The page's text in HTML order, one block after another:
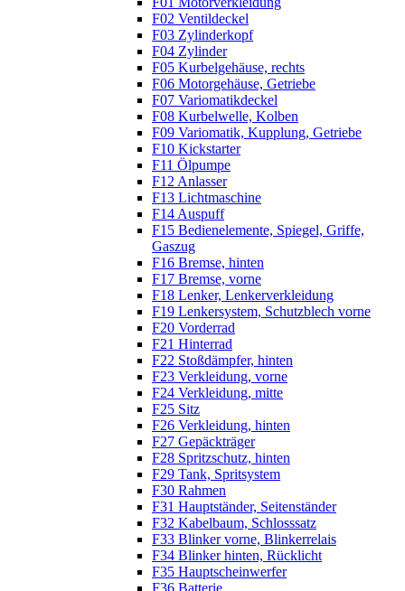
F02 Ventildeckel
F03 Zylinderkopf
F04 Zylinder
F05 Kurbelgehäuse, rechts
F06 Motorgehäuse, Getriebe
F07 Variomatikdeckel
F08 Kurbelwelle, Kolben
F09 Variomatik, Kupplung, Getriebe
F10 Kickstarter
F11 Ölpumpe
F12 Anlasser
F13 Lichtmaschine
F14 Auspuff
F15 Bedienelemente, Spiegel, Griffe,
Gaszug
F16 Bremse, hinten
F17 Bremse, vorne
F18 Lenker, Lenkerverkleidung
F19 Lenkersystem, Schutzblech vorne
F20 Vorderrad
F21 Hinterrad
F22 Stoßdämpfer, hinten
F23 Verkleidung, vorne
F24 Verkleidung, mitte
F25 Sitz
F26 Verkleidung, hinten
F27 Gepäckträger
F28 Spritzschutz, hinten
F29 Tank, Spritsystem
F30 Rahmen
F31 Hauptständer, Seitenständer
F32 Kabelbaum, Schlosssatz
F33 Blinker vorne, Blinkerrelais
F34 Blinker hinten, Rücklicht
F35 Hauptscheinwerfer
F36 Batterie